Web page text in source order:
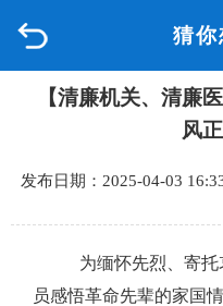
猜
品质城中
政府信息公开
【清廉机关、清廉
风
发布日期：2025-04-03
为缅怀先烈、寄托
员感悟革命先辈的家国